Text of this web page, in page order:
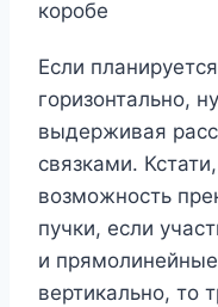
Если
горизонтально,
выдерживая
связками.
возможность
пучки, если
и
вертикально, то